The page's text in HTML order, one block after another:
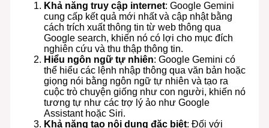
Khả năng truy cập internet: Google Gemini
cung cấp kết quả mới nhất và cập nhật bằng
cách trích xuất thông tin từ web thông qua
Google search, khiến nó có lợi cho mục đích
nghiên cứu và thu thập thông tin.
Hiểu ngôn ngữ tự nhiên: Google Gemini có
thể hiểu các lệnh nhập thông qua văn bản hoặc
giọng nói bằng ngôn ngữ tự nhiên và tạo ra
cuộc trò chuyện giống như con người, khiến nó
tương tự như các trợ lý ảo như Google
Assistant hoặc Siri.
Khả năng tạo nội dung đặc biệt: Đối với